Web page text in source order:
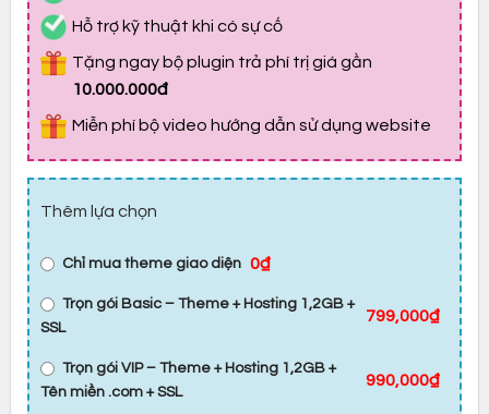
Hỗ trợ kỹ thuật khi có sự cố
Tặng ngay bộ plugin trả phí trị giá gần
10.000.000đ
Miễn phí bộ video hướng dẫn sử dụng website
Thêm lựa chọn
Chỉ mua theme giao diện 0₫
Trọn gói Basic – Theme + Hosting 1,2GB +
SSL
799,000₫
Trọn gói VIP – Theme + Hosting 1,2GB +
Tên miền .com + SSL
990,000₫